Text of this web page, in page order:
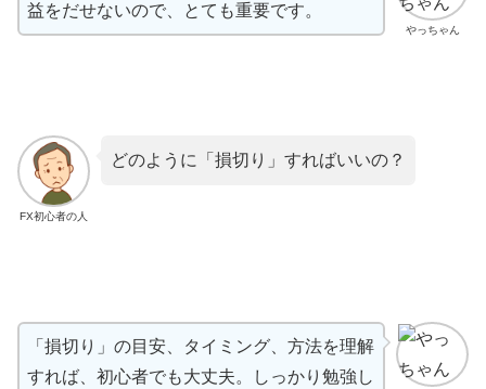
やっちゃん
益をだせないので、とても重要です。
FX初心者の人
どのように「損切り」すればいいの？
「損切り」の目安、タイミング、方法を理解
すれば、初心者でも大丈夫。しっかり勉強し